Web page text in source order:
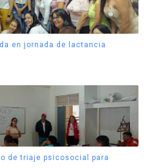
en jornada de lactancia
de triaje psicosocial para